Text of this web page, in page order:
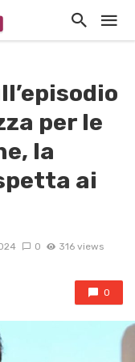
per le
la
ai
0 316 views
0